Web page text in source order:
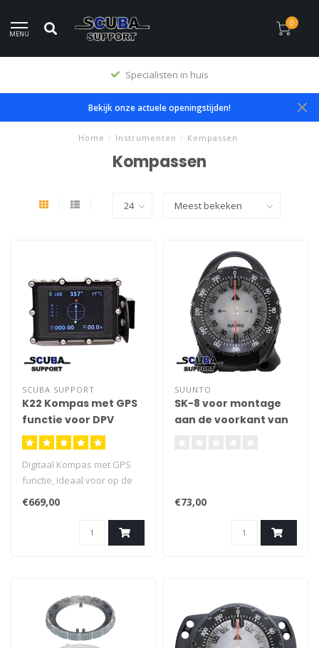
MENU
0
Specialisten in huis
Bekijk onze actuele openingstijden!
Home / Instrumenten / Kompassen
Kompassen
SCUBA SUPPORT
K22 Kompas met GPS
functie voor DPV
Digitaal Kompas met GPS
functie, ideaal voor op de
onderwaterscooter Scooter
aan de oppervlakte naar de
ingestelde GPS locatie en
daal af naar het wrak Maak
Geleverd zonder 'base pl
€669,00
SUUNTO
SK-8 voor montage
aan de voorkant van
€73,00